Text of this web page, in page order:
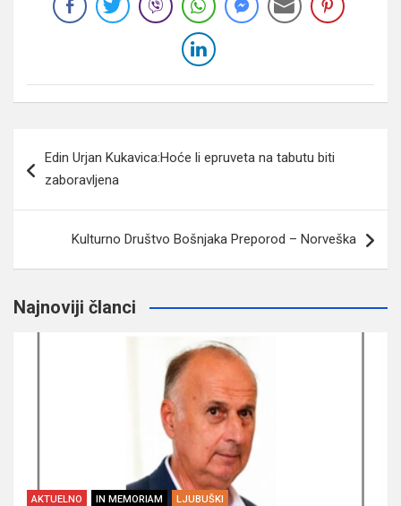
članaka
Edin Urjan Kukavica:Hoće li epruveta na tabutu biti
zaboravljena
Kulturno Društvo Bošnjaka Preporod – Norveška
Najnoviji članci
AKTUELNO IN MEMORIAM LJUBUŠKI